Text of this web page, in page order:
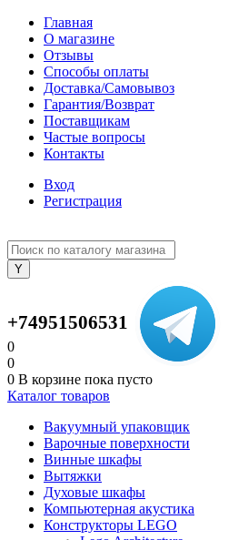
Главная
О магазине
Отзывы
Способы оплаты
Доставка/Самовывоз
Гарантия/Возврат
Поставщикам
Частые вопросы
Контакты
Вход
Регистрация
+74951506531
0
0
0 В корзине пока пусто
Каталог товаров
Вакуумный упаковщик
Варочные поверхности
Винные шкафы
Вытяжки
Духовые шкафы
Компьютерная акустика
Конструкторы LEGO